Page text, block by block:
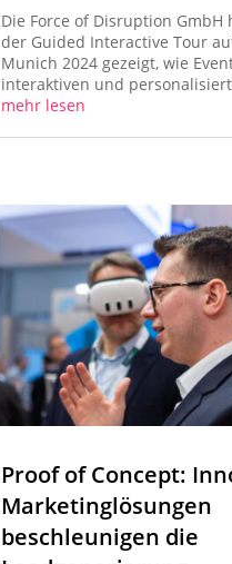
Die Force of Disruption GmbH
der Guided Interactive Tour
Munich 2024 gezeigt, wie
interaktiven und
mehr lesen
Proof of Concept:
Marketinglösungen
beschleunigen die